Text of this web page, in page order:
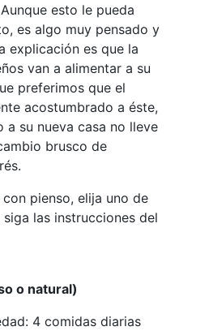
esto le pueda
es algo muy pensado y
explicación es que la
van a alimentar a su
preferimos que el
acostumbrado a éste,
su nueva casa no lleve
brusco de
pienso, elija uno de
las instrucciones del
o natural)
4 comidas diarias